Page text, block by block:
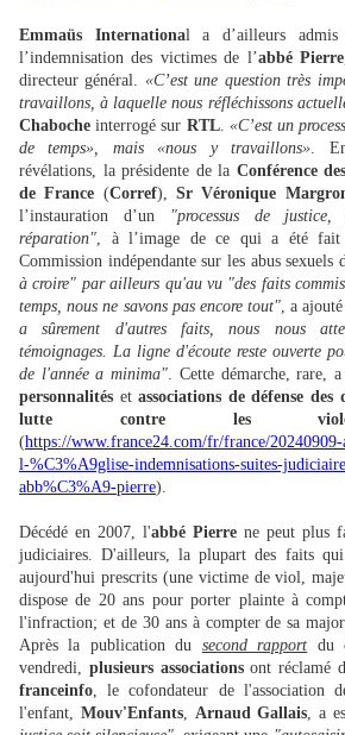
Emmaüs International a d’ailleurs admis
l’indemnisation des victimes de l’abbé Pierre
directeur général. «C’est une question très
travaillons, à laquelle nous réfléchissons
Chaboche interrogé sur RTL. «C’est un
de temps», mais «nous y travaillons».
révélations, la présidente de la Conférence
de France (Corref),Sr Véronique
l’instauration d’un "processus de justice,
réparation", à l’image de ce qui a été
Commission indépendante sur les abus sexuels
à croire" par ailleurs qu'au vu "des faits
temps, nous ne savons pas encore tout", a ajouté
a sûrement d'autres faits, nous nous
témoignages. La ligne d'écoute reste ouverte
de l'année a minima". Cette démarche, rare,
personnalités etassociations de défense des
lutte contre les
(https://www.france24.com/fr/france/20240909-
l-%C3%A9glise-indemnisations-suites-
abb%C3%A9-pierre).
Décédé en 2007, l'abbé Pierre ne peut plus
judiciaires. D'ailleurs, la plupart des faits
aujourd'hui prescrits (une victime de viol,
dispose de 20 ans pour porter plainte à
l'infraction; et de 30 ans à compter de sa
Après la publication du second rapport du
vendredi, plusieurs associationsont réclamé
franceinfo, le cofondateur de l'association
l'enfant, Mouv'Enfants, Arnaud Gallais, a